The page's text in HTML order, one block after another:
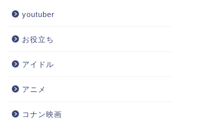
youtuber
お役立ち
アイドル
アニメ
コナン映画